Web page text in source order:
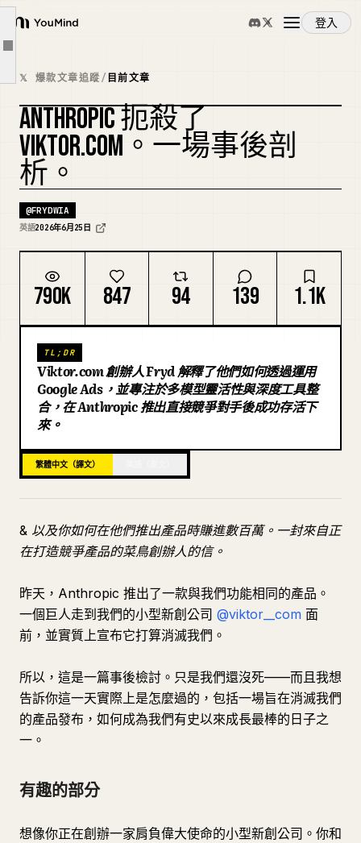
YouMind
登入
概覽
使用案例
技能
提示詞
下載
部落格
文章大綱
猜怎麼著：我們可以共存！
掌握上下文，否則就是向別人租回你的公司
規模小的優勢
為什麼這其實是一種合作
引擎製造商不總是最好的汽車製造商
創辦人們：繼續與前沿實驗室共同打造
真相
𝕏 爆款文章追蹤/ 目前文章
ANTHROPIC 扼殺了
VIKTOR.COM。一場事後剖
析。
@FRYDWIA
英語2026年6月25日
790K 847 94 139 1.1K
TL;DR
Viktor.com 創辦人 Fryd 解釋了他們如何透過運用
Google Ads，並專注於多模型靈活性與深度工具整
合，在 Anthropic 推出直接競爭對手後成功存活下
來。
繁體中文（譯文）
& 以及你如何在他們推出產品時賺進數百萬。一封來自正
在打造競爭產品的菜鳥創辦人的信。
昨天，Anthropic 推出了一款與我們功能相同的產品。
一個巨人走到我們的小型新創公司 @viktor__com 面
前，並實質上宣布它打算消滅我們。
所以，這是一篇事後檢討。只是我們還沒死——而且我想
告訴你這一天實際上是怎麼過的，包括一場旨在消滅我們
的產品發布，如何成為我們有史以來成長最棒的日子之
一。
有趣的部分
想像你正在創辦一家肩負偉大使命的小型新創公司。你和